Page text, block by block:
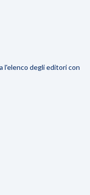
l'elenco degli editori con